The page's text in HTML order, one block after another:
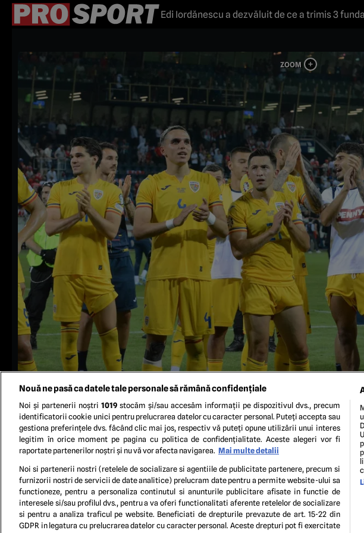
Edi Iordănescu a dezvăluit de ce a trimis 3
TERMENI ȘI CONDIȚIIPOLITICA DE
Nouă ne pasă ca datele tale personale să rămână confidențiale
Noi și partenerii noștri 1019stocăm și/sau accesăm informații pe dispozitivul dvs., precum
identificatorii cookie unici pentru prelucrarea datelor cu caracter personal. Puteți accepta sau
gestiona preferințele dvs. făcând clic mai jos, respectiv vă puteți opune utilizării unui interes
legitim în orice moment pe pagina cu politica de confidențialitate. Aceste alegeri vor fi
raportate partenerilor noștri și nu vă vor afecta navigarea. Mai multe detalii
Noi si partenerii nostri (retelele de socializare si agentiile de publicitate partenere, precum si
furnizorii nostri de servicii de date analitice) prelucram date pentru a permite website-ului sa
functioneze, pentru a personaliza continutul si anunturile publicitare afisate in functie de
interesele si/sau profilul dvs., pentru a va oferi functionalitati aferente retelelor de socializare
si pentru a analiza traficul pe website. Beneficiati de drepturile prevazute de art. 15-22 din
GDPR in legatura cu prelucrarea datelor cu caracter personal. Aceste drepturi pot fi exercitate